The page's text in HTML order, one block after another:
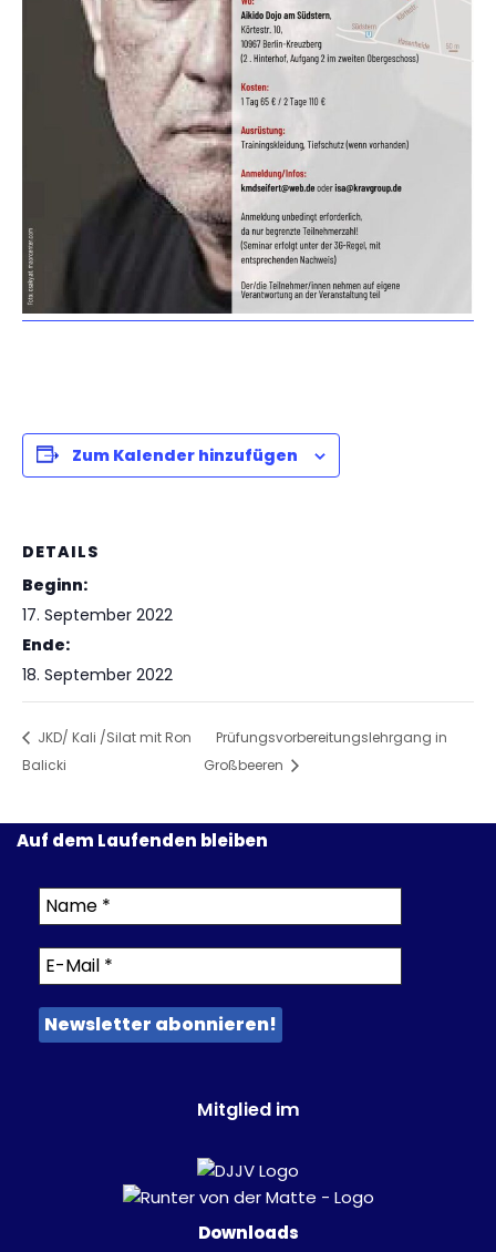
Zum Kalender hinzufügen
DETAILS
Beginn:
17. September 2022
Ende:
18. September 2022
JKD/ Kali /Silat mit Ron
Balicki
Prüfungsvorbereitungslehrgang in
Großbeeren
Auf dem Laufenden bleiben
Mitglied im
Downloads